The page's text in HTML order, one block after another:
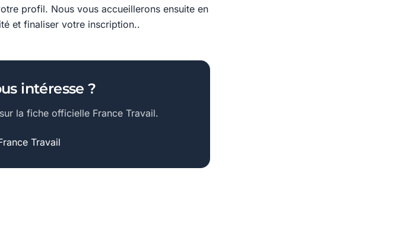
profil. Nous vous accueillerons ensuite en
et finaliser votre inscription..
intéresse ?
la fiche officielle France Travail.
Travail